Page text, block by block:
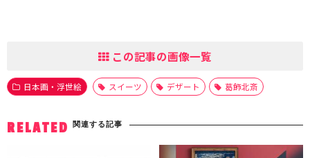
この記事の画像一覧
日本画・浮世絵 スイーツ デザート 葛飾北斎
RELATED 関連する記事